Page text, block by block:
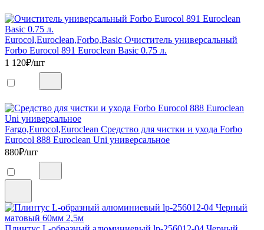
Eurocol,Euroclean,Forbo,Basic Очиститель универсальный
Forbo Eurocol 891 Euroclean Basic 0.75 л.
1 120₽/шт
Fargo,Eurocol,Euroclean Средство для чистки и ухода Forbo
Eurocol 888 Euroclean Uni универсальное
880₽/шт